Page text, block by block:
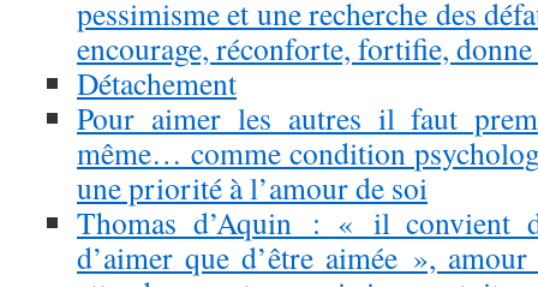
pessimisme et une recherche des
encourage, réconforte, fortifie,
Détachement
Pour aimer les autres il faut
même… comme condition
une priorité à l’amour de soi
Thomas d’Aquin : « il convient
d’aimer que d’être aimée »,